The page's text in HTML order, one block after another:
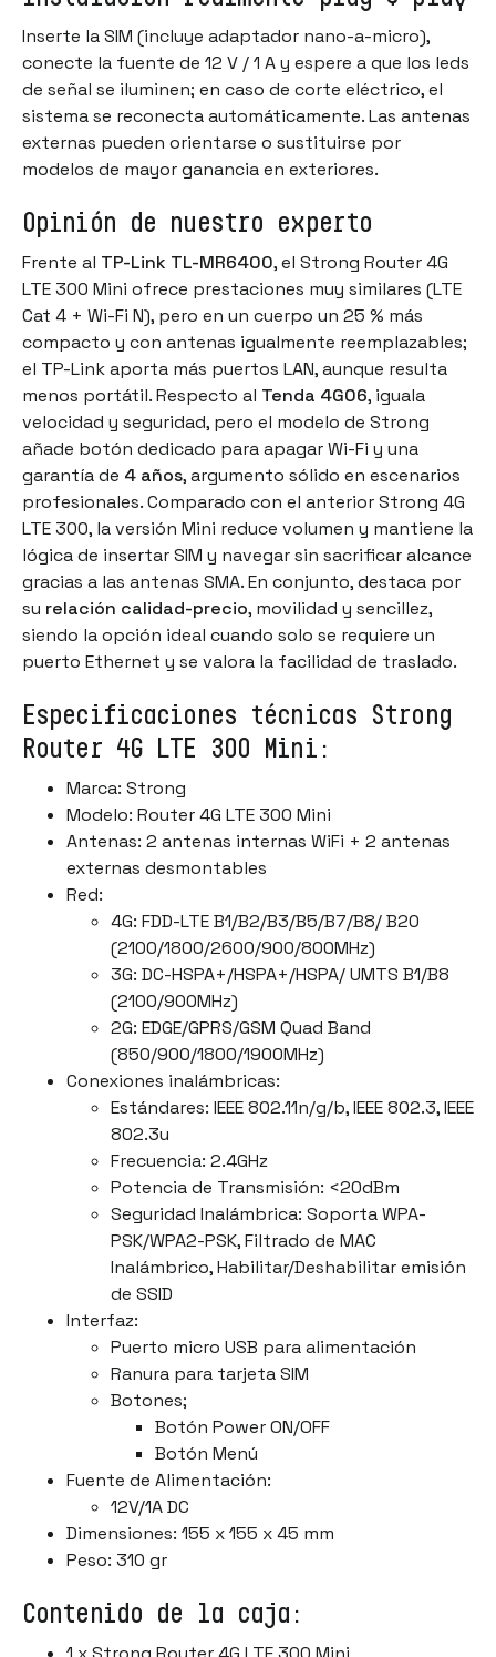
Inserte la SIM (incluye adaptador nano-a-micro),
conecte la fuente de 12 V / 1 A y espere a que los leds
de señal se iluminen; en caso de corte eléctrico, el
sistema se reconecta automáticamente. Las antenas
externas pueden orientarse o sustituirse por
modelos de mayor ganancia en exteriores.
Opinión de nuestro experto
Frente al TP-Link TL-MR6400, el Strong Router 4G
LTE 300 Mini ofrece prestaciones muy similares (LTE
Cat 4 + Wi-Fi N), pero en un cuerpo un 25 % más
compacto y con antenas igualmente reemplazables;
el TP-Link aporta más puertos LAN, aunque resulta
menos portátil. Respecto al Tenda 4G06, iguala
velocidad y seguridad, pero el modelo de Strong
añade botón dedicado para apagar Wi-Fi y una
garantía de 4 años, argumento sólido en escenarios
profesionales. Comparado con el anterior Strong 4G
LTE 300, la versión Mini reduce volumen y mantiene la
lógica de insertar SIM y navegarsin sacrificar alcance
gracias a las antenas SMA. En conjunto, destaca por
su relación calidad-precio, movilidad y sencillez,
siendo la opción ideal cuando solo se requiere un
puerto Ethernet y se valora la facilidad de traslado.
Especificaciones técnicas Strong
Router 4G LTE 300 Mini:
Marca: Strong
Modelo: Router 4G LTE 300 Mini
Antenas: 2 antenas internas WiFi + 2 antenas
externas desmontables
Red:
4G: FDD-LTE B1/B2/B3/B5/B7/B8/ B20
(2100/1800/2600/900/800MHz)
3G: DC-HSPA+/HSPA+/HSPA/ UMTS B1/B8
(2100/900MHz)
2G: EDGE/GPRS/GSM Quad Band
(850/900/1800/1900MHz)
Conexiones inalámbricas:
Estándares: IEEE 802.11n/g/b, IEEE 802.3, IEEE
802.3u
Frecuencia: 2.4GHz
Potencia de Transmisión: <20dBm
Seguridad Inalámbrica: Soporta WPA-
PSK/WPA2-PSK, Filtrado de MAC
Inalámbrico, Habilitar/Deshabilitar emisión
de SSID
Interfaz:
Puerto micro USB para alimentación
Ranura para tarjeta SIM
Botones;
Botón Power ON/OFF
Botón Menú
Fuente de Alimentación:
12V/1A DC
Dimensiones: 155 x 155 x 45 mm
Peso: 310 gr
Contenido de la caja: